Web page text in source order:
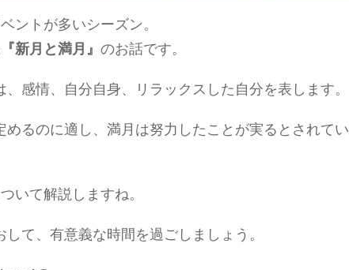
ントが多いシーズン。
『新月と満月』 のお話です。
、感情、自分自身、リラックスした自分を表します。
めるのに適し、満月は努力したことが実るとされてい
いて解説しますね。
して、有意義な時間を過ごしましょう。